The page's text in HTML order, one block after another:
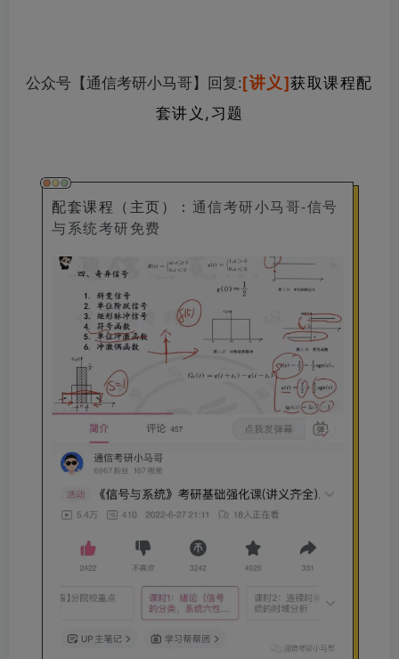
公众号【通信考研小马哥】回复:[讲义]获取课程配
套讲义,习题
配套课程（主页） ： 通信考研小马哥-信号
与系统考研免费